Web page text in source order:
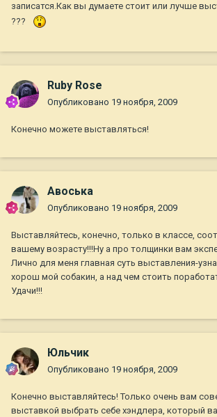
записатся.Как вы думаете стоит или лучше
???
Ruby Rose
Опубликовано 19 ноября, 2009
Конечно можете выставляться!
Авоська
Опубликовано 19 ноября, 2009
Выставляйтесь, конечно, только в классе,
вашему возрасту!!!Ну а про толщинки вам
Лично для меня главная суть выставления-
хорош мой собакин, а над чем стоить
Удачи!!!
Юльчик
Опубликовано 19 ноября, 2009
Конечно выставляйтесь! Только очень вам
выставкой выбрать себе хэндлера, который